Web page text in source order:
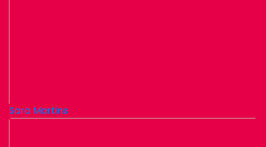
Sara Martins